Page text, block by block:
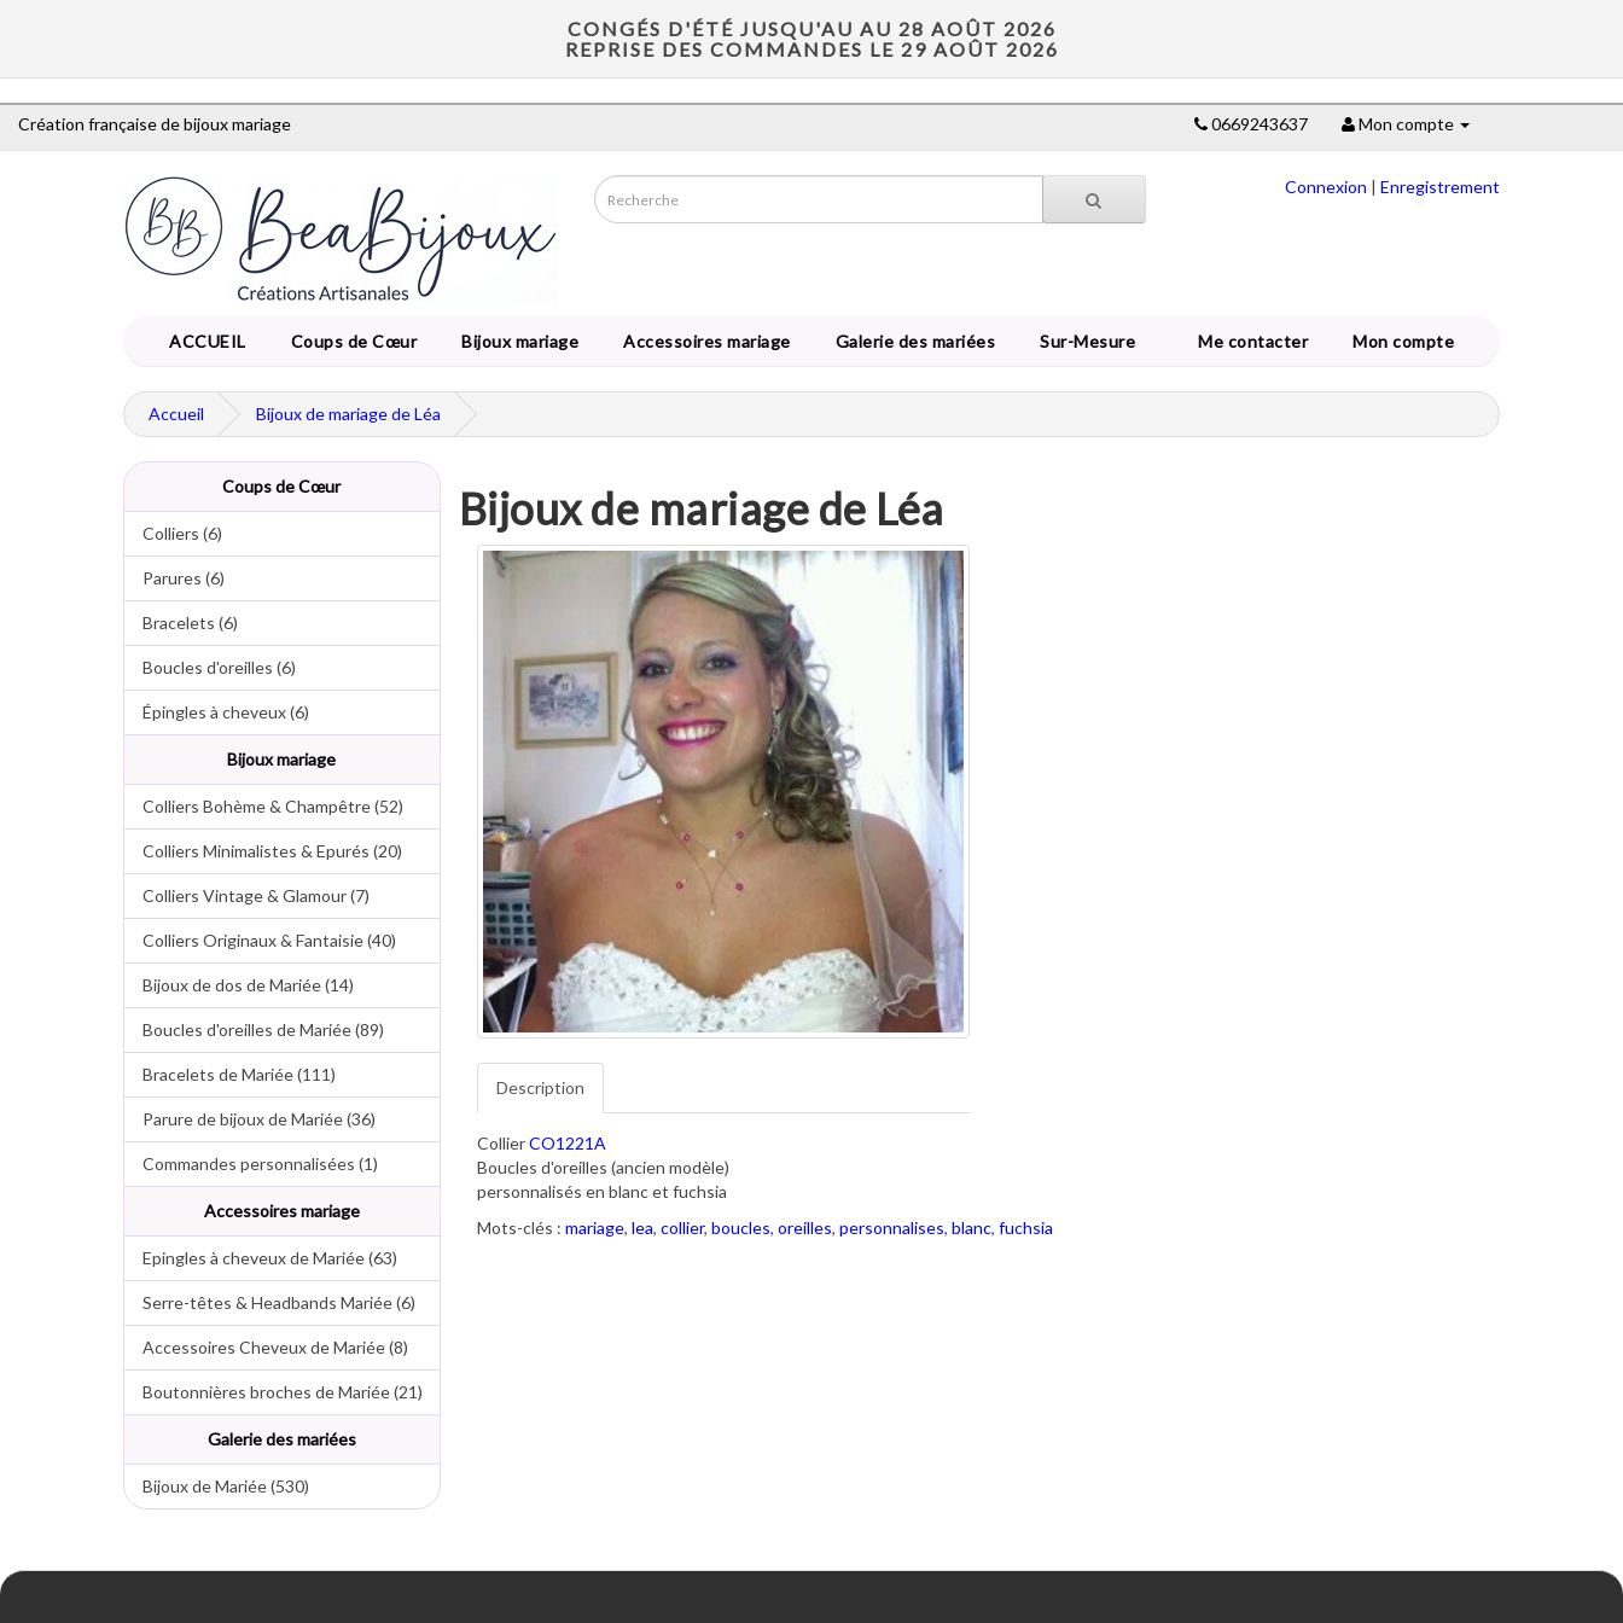
CONGÉS D'ÉTÉ JUSQU'AU AU 28 AOÛT 2026
REPRISE DES COMMANDES LE 29 AOÛT 2026
Création française de bijoux mariage 0669243637 Mon compte
Connexion | Enregistrement
ACCUEIL Coups de Cœur Bijoux mariage Accessoires mariage Galerie des mariées Sur-Mesure Me contacter Mon compte
Accueil Bijoux de mariage de Léa
Coups de Cœur
Colliers (6)
Parures (6)
Bracelets (6)
Boucles d'oreilles (6)
Épingles à cheveux (6)
Bijoux mariage
Colliers Bohème & Champêtre (52)
Colliers Minimalistes & Epurés (20)
Colliers Vintage & Glamour (7)
Colliers Originaux & Fantaisie (40)
Bijoux de dos de Mariée (14)
Boucles d'oreilles de Mariée (89)
Bracelets de Mariée (111)
Parure de bijoux de Mariée (36)
Commandes personnalisées (1)
Accessoires mariage
Epingles à cheveux de Mariée (63)
Serre-têtes & Headbands Mariée (6)
Accessoires Cheveux de Mariée (8)
Boutonnières broches de Mariée (21)
Galerie des mariées
Bijoux de Mariée (530)
Bijoux de mariage de Léa
Description
CollierCO1221A
Boucles d'oreilles (ancien modèle)
personnalisés en blanc et fuchsia
Mots-clés : mariage, lea, collier, boucles, oreilles, personnalises, blanc, fuchsia